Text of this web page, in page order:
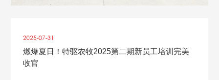
2025-07-31
燃爆夏日！特驱农牧2025第二期新员工培训完美
收官